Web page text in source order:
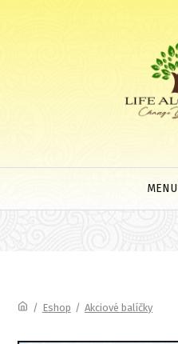
MENU
/ Eshop / Akciové balíčky